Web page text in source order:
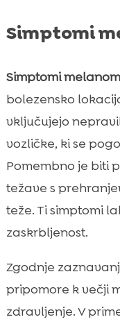
Simptomi
Simptomi
bolezensko
vključujejo
vozličke, ki se
Pomembno je biti
težave s
teže. Ti simptomi
zaskrbljenost.
Zgodnje
pripomore k večji
zdravljenje. V